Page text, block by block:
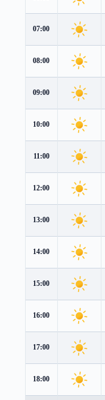
07:00
08:00
09:00
10:00
11:00
12:00
13:00
14:00
15:00
16:00
17:00
18:00